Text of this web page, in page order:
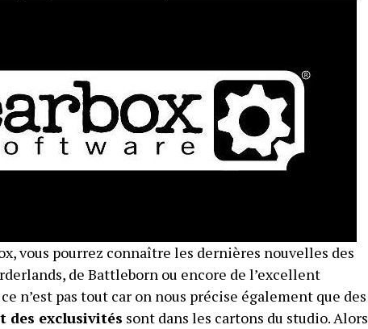
vous pourrez connaître les dernières nouvelles des
de Battleborn ou encore de l’excellent
n’est pas tout car on nous précise également que des
des exclusivités sont dans les cartons du studio. Alors